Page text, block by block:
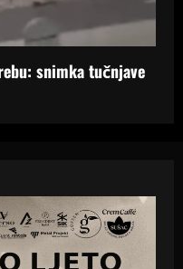
snimka tučnjave